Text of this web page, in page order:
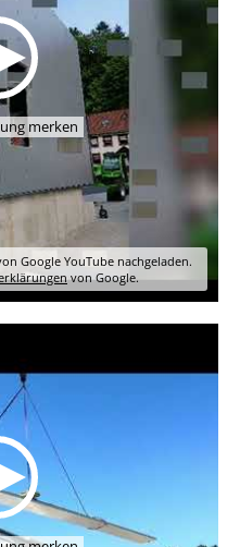
merken
Google YouTube nachgeladen.
von Google.